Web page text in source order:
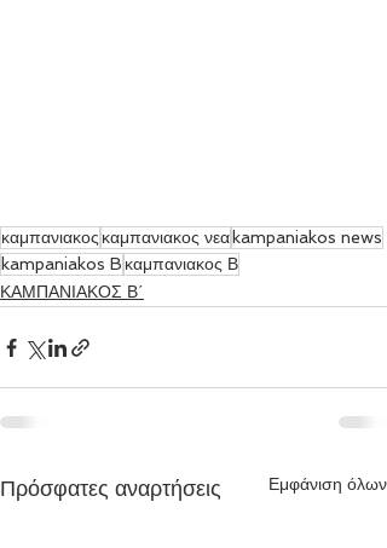
καμπανιακος καμπανιακος νεα kampaniakos news
kampaniakos B καμπανιακος Β
ΚΑΜΠΑΝΙΑΚΟΣ Β΄
Πρόσφατες αναρτήσεις Εμφάνιση όλων